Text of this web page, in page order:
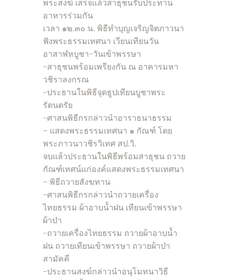
พระสงฆ์ เสร็จแล้วสาธุชนรับประทาน
อาหารร่วมกัน
เวลา ๑๒.๓๐ น. พิธีทำบุญเจริญจิตภาวนา
ฟังพระธรรมเทศนา เวียนเทียนวัน
อาสาฬหบูชา-วันเข้าพรรษา
-สาธุชนพร้อมเพรียงกัน ณ อาคารมหา
วชิราลงกรณ
-ประธานในพิธีจุดธูปเทียนบูชาพระ
รัตนตรัย
-ศาสนพิธีกรกล่าวนำอาราธนาธรรม
– แสดงพระธรรมเทศนา ๑ กัณฑ์ โดย
พระภาวนาวชิรวิเทศ สป.วิ.
จบแล้วประธานในพิธีพร้อมสาธุชน ถวาย
กัณฑ์เทศน์แก่องค์แสดงพระธรรมเทศนา
– พิธีถวายสังฆทาน
-ศาสนพิธีกรกล่าวนำถวายเครื่อง
ไทยธรรม ผ้าอาบน้ำฝน เทียนเข้าพรรษา
ผ้าป่า
-ถวายเครื่องไทยธรรม ถวายผ้าอาบน้ำ
ฝน ถวายเทียนเข้าพรรษา ถวายผ้าป่า
สามัคคี
-ประธานสงฆ์กล่าวนำอนุโมทนาวิธี